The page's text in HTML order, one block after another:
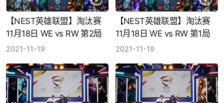
【NEST英雄联盟】淘汰赛
11月18日 WE vs RW 第2局
2021-11-19
【NEST英雄联盟】淘汰赛
11月18日 WE vs RW 第1局
2021-11-19